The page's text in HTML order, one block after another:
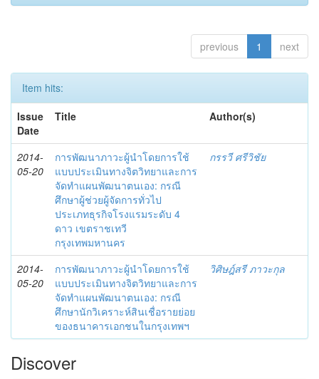
previous 1 next
Item hits:
Issue
Date
Title Author(s)
2014-
05-20
การพัฒนาภาวะผู้นำโดยการใช้
แบบประเมินทางจิตวิทยาและการ
จัดทำแผนพัฒนาตนเอง: กรณี
ศึกษาผู้ช่วยผู้จัดการทั่วไป
ประเภทธุรกิจโรงแรมระดับ 4
ดาว เขตราชเทวี
กรุงเทพมหานคร
กรรวี ศรีวิชัย
2014-
05-20
การพัฒนาภาวะผู้นำโดยการใช้
แบบประเมินทางจิตวิทยาและการ
จัดทำแผนพัฒนาตนเอง: กรณี
ศึกษานักวิเคราะห์สินเชื่อรายย่อย
ของธนาคารเอกชนในกรุงเทพฯ
วิศิษฎ์สรี ภาวะกุล
Discover